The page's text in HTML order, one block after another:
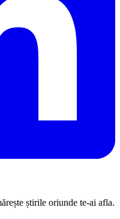
știrile oriunde te-ai afla.